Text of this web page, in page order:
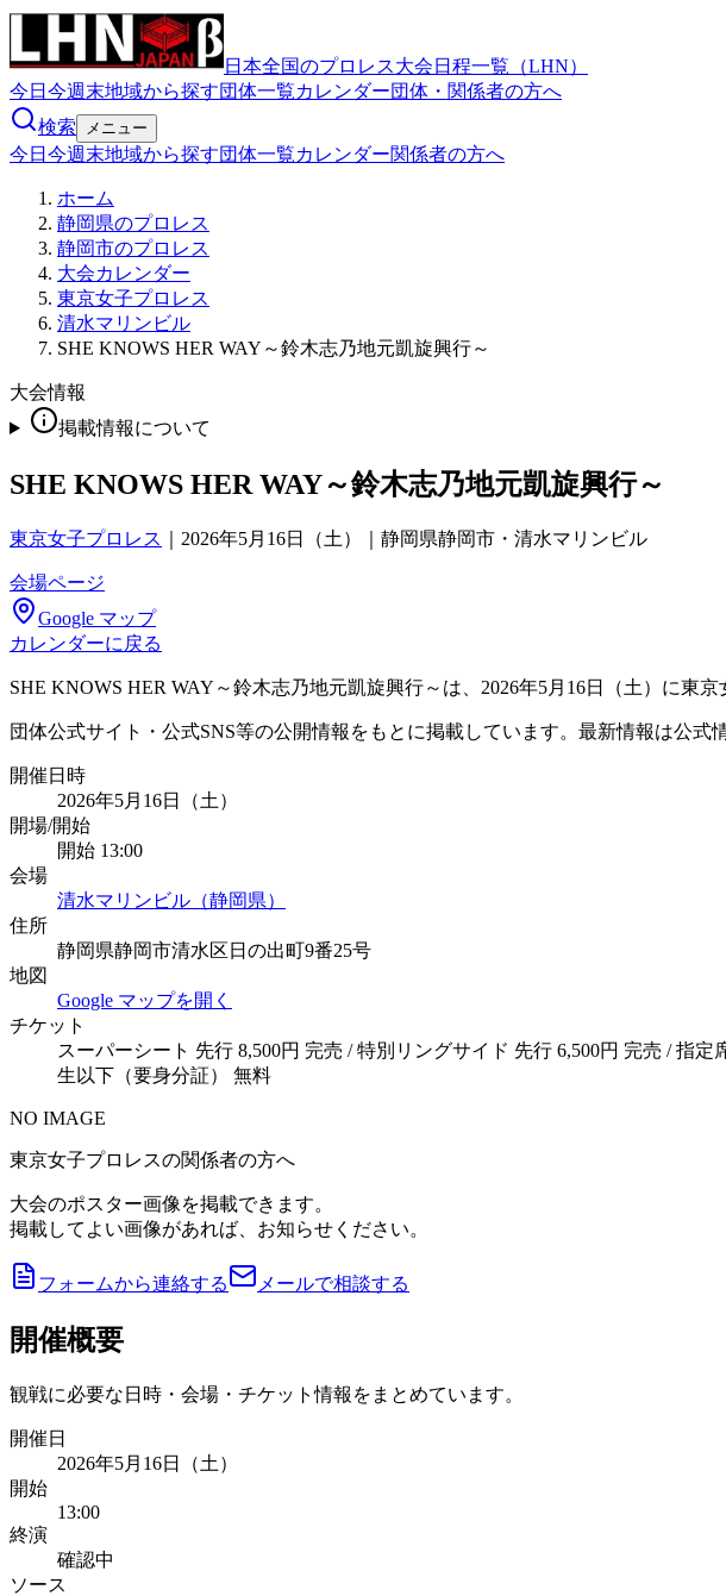
日本全国のプロレス大会日程一覧（LHN）
今日 今週末地域から探す団体一覧カレンダー団体・関係者の方へ
検索
メニュー
今日 今週末地域から探す団体一覧カレンダー関係者の方へ
ホーム
静岡県のプロレス
静岡市のプロレス
大会カレンダー
東京女子プロレス
清水マリンビル
SHE KNOWS HER WAY～鈴木志乃地元凱旋興行～
大会情報
掲載情報について
SHE KNOWS HER WAY～鈴木志乃地元凱旋興行～
東京女子プロレス 2026年5月16日（土）｜静岡県静岡市・清水マリンビル
会場ページ
Google マップ
カレンダーに戻る
SHE KNOWS HER WAY～鈴木志乃地元凱旋興行～は、2026年5月16日（土）に東
団体公式サイト・公式SNS等の公開情報をもとに掲載しています。最新情報は公式
開催日時
2026年5月16日（土）
開場/開始
開始 13:00
会場
清水マリンビル（静岡県）
住所
静岡県静岡市清水区日の出町9番25号
地図
Google マップを開く
チケット
スーパーシート 先行 8,500円 完売 / 特別リングサイド 先行 6,500円 完売 / 指
生以下（要身分証） 無料
NO IMAGE
東京女子プロレスの関係者の方へ
大会のポスター画像を掲載できます。
掲載してよい画像があれば、お知らせください。
フォームから連絡する メールで相談する
開催概要
観戦に必要な日時・会場・チケット情報をまとめています。
開催日
2026年5月16日（土）
開始
13:00
終演
確認中
ソース